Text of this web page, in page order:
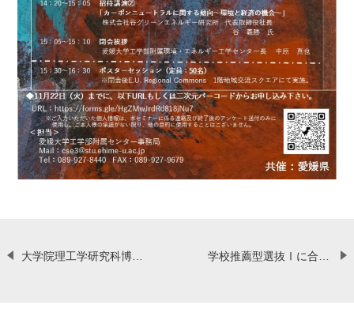
大学院理工学研究科博士前期課程1年生の片岡洋志さんが令和4年 電気学会 基礎・材料・共通部門大会で若手ポスター優秀賞を受賞しました【令和4年9月15日（水）】